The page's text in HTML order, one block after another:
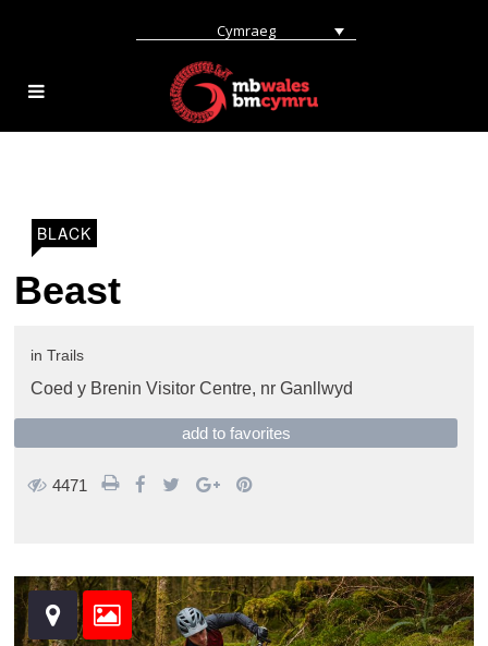
Cymraeg
BLACK
Beast
in Trails
Coed y Brenin Visitor Centre, nr Ganllwyd
add to favorites
4471